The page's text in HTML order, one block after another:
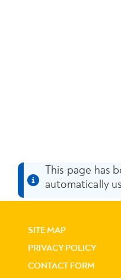
This page has
automatically
SITE MAP
PRIVACY POLICY
CONTACT FORM